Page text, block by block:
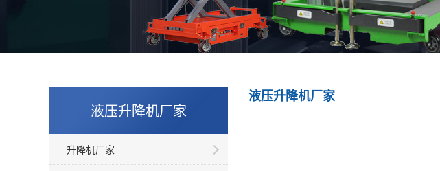
液压升降机厂家
升降机厂家
液压升降机厂家